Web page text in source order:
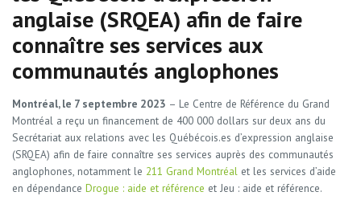
anglaise (SRQEA) afin de faire
connaître ses services aux
communautés anglophones
Montréal, le 7 septembre 2023 – Le Centre de Référence du Grand
Montréal a reçu un financement de 400 000 dollars sur deux ans du
Secrétariat aux relations avec les Québécois.es d’expression anglaise
(SRQEA) afin de faire connaître ses services auprès des communautés
anglophones, notamment le 211 Grand Montréal et les services d’aide
en dépendance Drogue : aide et référence et Jeu : aide et référence.